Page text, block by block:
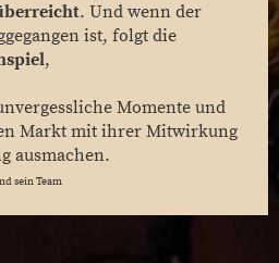
. Und wenn der
ist, folgt die
,
Momente und
Markt mit ihrer Mitwirkung
ausmachen.
sein Team